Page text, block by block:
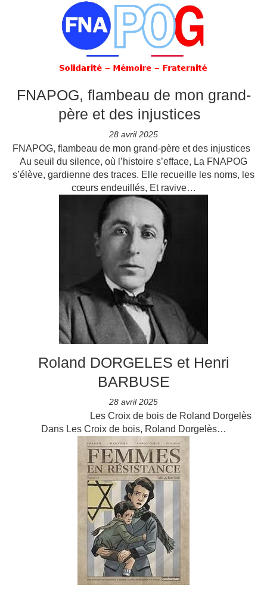
FNAPOG, flambeau de mon grand-
père et des injustices
28 avril 2025
FNAPOG, flambeau de mon grand-père et des injustices
Au seuil du silence, où l’histoire s’efface, La FNAPOG
s’élève, gardienne des traces. Elle recueille les noms, les
cœurs endeuillés, Et ravive…
Roland DORGELES et Henri
BARBUSE
28 avril 2025
Les Croix de bois de Roland Dorgelès
Dans Les Croix de bois, Roland Dorgelès…